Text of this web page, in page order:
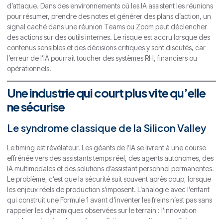
d’attaque. Dans des environnements où les IA assistent les réunions
pour résumer, prendre des notes et générer des plans d’action, un
signal caché dans une réunion Teams ou Zoom peut déclencher
des actions sur des outils internes. Le risque est accru lorsque des
contenus sensibles et des décisions critiques y sont discutés, car
l’erreur de l’IA pourrait toucher des systèmes RH, financiers ou
opérationnels.
Une industrie qui court plus vite qu’elle
ne sécurise
Le syndrome classique de la Silicon Valley
Le timing est révélateur. Les géants de l’IA se livrent à une course
effrénée vers des assistants temps réel, des agents autonomes, des
IA multimodales et des solutions d’assistant personnel permanentes.
Le problème, c’est que la sécurité suit souvent après coup, lorsque
les enjeux réels de production s’imposent. L’analogie avec l’enfant
qui construit une Formule 1 avant d’inventer les freins n’est pas sans
rappeler les dynamiques observées sur le terrain : l’innovation